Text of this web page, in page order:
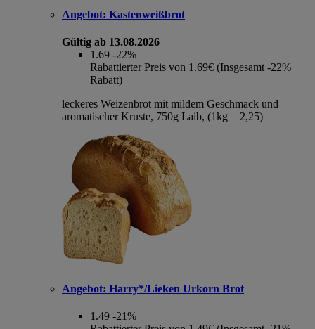
Angebot: Kastenweißbrot
Gültig ab 13.08.2026
1.69 -22%
Rabattierter Preis von 1.69€ (Insgesamt -22%
Rabatt)
leckeres Weizenbrot mit mildem Geschmack und
aromatischer Kruste, 750g Laib, (1kg = 2,25)
Angebot: Harry*/Lieken Urkorn Brot
1.49 -21%